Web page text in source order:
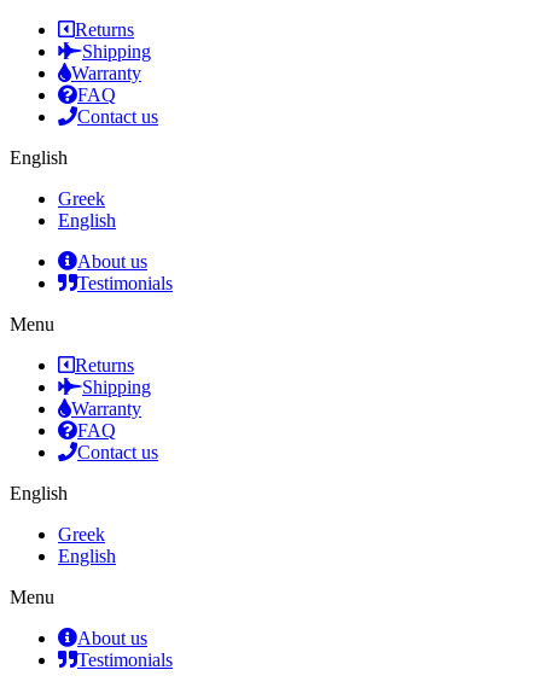
Returns
Shipping
Warranty
FAQ
Contact us
English
Greek
English
About us
Testimonials
Menu
Returns
Shipping
Warranty
FAQ
Contact us
English
Greek
English
Menu
About us
Testimonials